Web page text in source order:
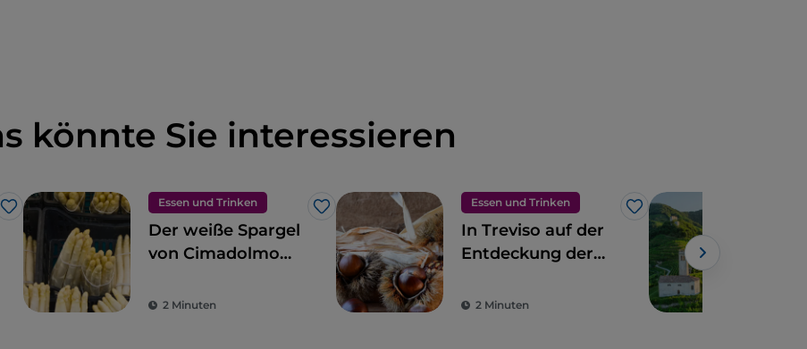
könnte Sie interessieren
Like
Essen und Trinken
Like
Der weiße Spargel
von Cimadolmo
den Ägyptern und
2 Minuten
Essen und Trinken
Like
In Treviso auf der
Entdeckung der
Monfenera IGP
2 Minuten